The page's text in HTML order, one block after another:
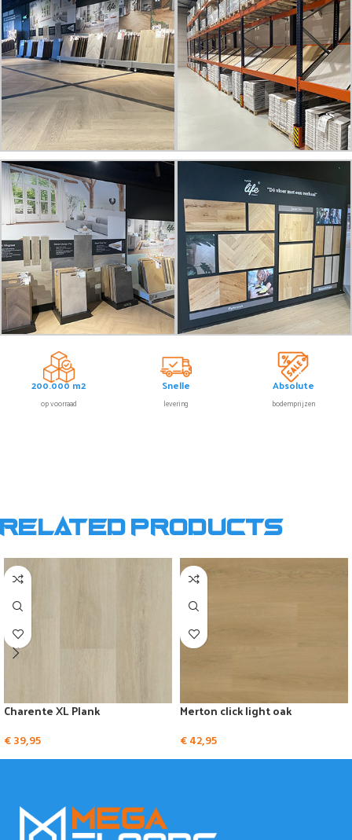
200.000 m2
op voorraad
Snelle
levering
Absolute
bodemprijzen
Related products
Charente XL Plank
€39,95
Merton click light oak
€42,95